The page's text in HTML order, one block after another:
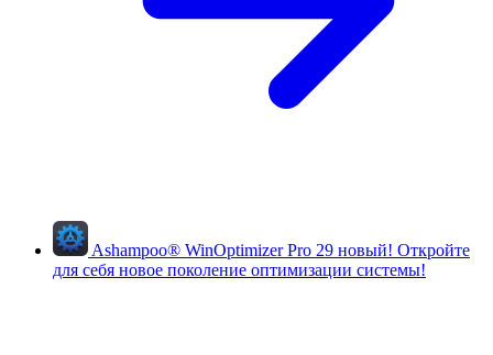
Ashampoo® WinOptimizer Pro 29 новый! Откройте
для себя новое поколение оптимизации системы!